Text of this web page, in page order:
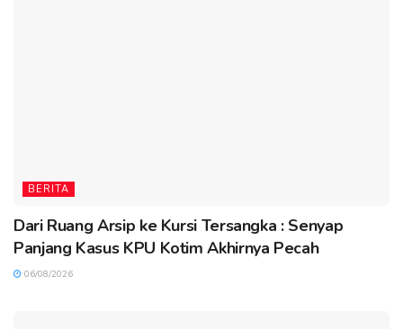
BERITA
Dari Ruang Arsip ke Kursi Tersangka : Senyap
Panjang Kasus KPU Kotim Akhirnya Pecah
06/08/2026